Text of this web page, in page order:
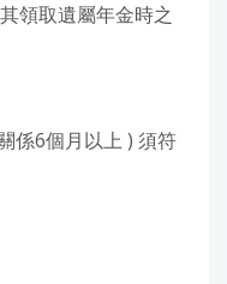
領取遺屬年金時之
係6個月以上 ) 須符